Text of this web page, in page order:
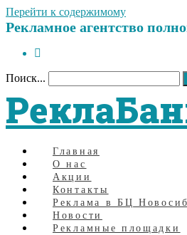
Перейти к содержимому
Рекламное агентство
Поиск...
Главная
О нас
Акции
Контакты
Реклама в БЦ
Новости
Рекламные площадки